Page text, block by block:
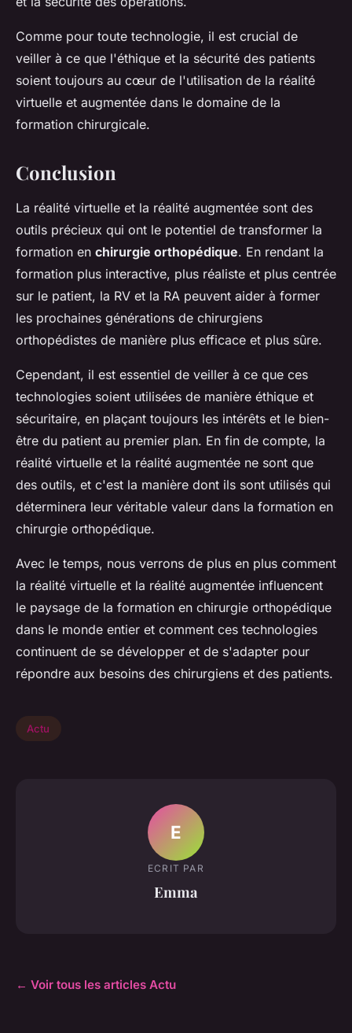
Comme pour toute technologie, il est crucial de
veiller à ce que l'éthique et la sécurité des patients
soient toujours au cœur de l'utilisation de la réalité
virtuelle et augmentée dans le domaine de la
formation chirurgicale.
Conclusion
La réalité virtuelle et la réalité augmentée sont des
outils précieux qui ont le potentiel de transformer la
formation en chirurgie orthopédique. En rendant la
formation plus interactive, plus réaliste et plus centrée
sur le patient, la RV et la RA peuvent aider à former
les prochaines générations de chirurgiens
orthopédistes de manière plus efficace et plus sûre.
Cependant, il est essentiel de veiller à ce que ces
technologies soient utilisées de manière éthique et
sécuritaire, en plaçant toujours les intérêts et le bien-
être du patient au premier plan. En fin de compte, la
réalité virtuelle et la réalité augmentée ne sont que
des outils, et c'est la manière dont ils sont utilisés qui
déterminera leur véritable valeur dans la formation en
chirurgie orthopédique.
Avec le temps, nous verrons de plus en plus comment
la réalité virtuelle et la réalité augmentée influencent
le paysage de la formation en chirurgie orthopédique
dans le monde entier et comment ces technologies
continuent de se développer et de s'adapter pour
répondre aux besoins des chirurgiens et des patients.
Actu
E
ECRIT PAR
Emma
← Voir tous les articles Actu